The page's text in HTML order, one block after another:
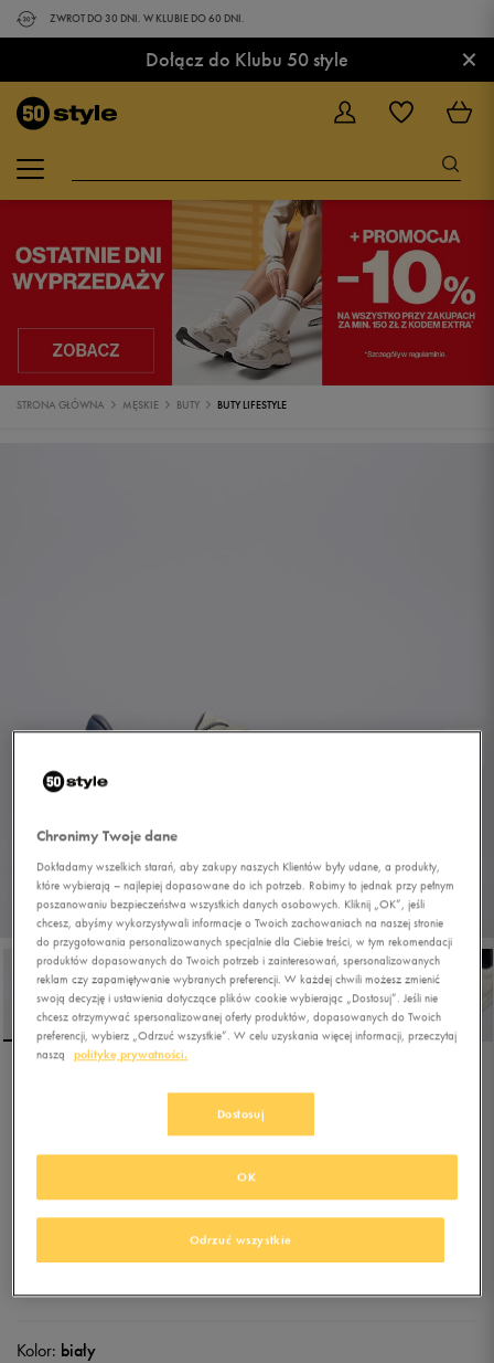
ZWROT DO 30 DNI. W KLUBIE DO 60 DNI.
Dołącz do Klubu 50 style ×
STRONA GŁÓWNA MĘSKIE BUTY BUTY LIFESTYLE
U.S. POLO ASSN. NATE001
(cena początkowa)
169,99zł-6%(najniższa cena z 30 dni przed obniżką)
Kolor: biały
Chronimy Twoje dane
Dokładamy wszelkich starań, aby zakupy naszych Klientów były udane, a produkty,
które wybierają – najlepiej dopasowane do ich potrzeb. Robimy to jednak przy pełnym
poszanowaniu bezpieczeństwa wszystkich danych osobowych. Kliknij „OK”, jeśli
chcesz, abyśmy wykorzystywali informacje o Twoich zachowaniach na naszej stronie
do przygotowania personalizowanych specjalnie dla Ciebie treści, w tym rekomendacji
produktów dopasowanych do Twoich potrzeb i zainteresowań, spersonalizowanych
reklam czy zapamiętywanie wybranych preferencji. W każdej chwili możesz zmienić
swoją decyzję i ustawienia dotyczące plików cookie wybierając „Dostosuj”. Jeśli nie
chcesz otrzymywać spersonalizowanej oferty produktów, dopasowanych do Twoich
preferencji, wybierz „Odrzuć wszystkie”. W celu uzyskania więcej informacji, przeczytaj
naszą
politykę prywatności.
Dostosuj
Odrzuć wszystkie
OK